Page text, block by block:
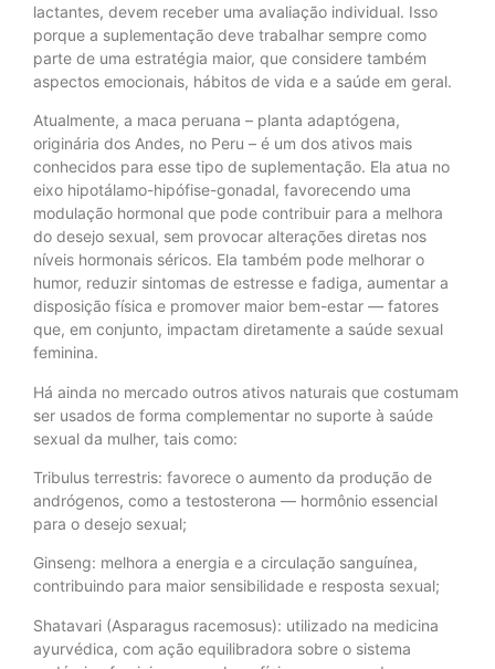
lactantes, devem receber uma avaliação individual. Isso
porque a suplementação deve trabalhar sempre como
parte de uma estratégia maior, que considere também
aspectos emocionais, hábitos de vida e a saúde em geral.
Atualmente, a maca peruana – planta adaptógena,
originária dos Andes, no Peru – é um dos ativos mais
conhecidos para esse tipo de suplementação. Ela atua no
eixo hipotálamo-hipófise-gonadal, favorecendo uma
modulação hormonal que pode contribuir para a melhora
do desejo sexual, sem provocar alterações diretas nos
níveis hormonais séricos. Ela também pode melhorar o
humor, reduzir sintomas de estresse e fadiga, aumentar a
disposição física e promover maior bem-estar — fatores
que, em conjunto, impactam diretamente a saúde sexual
feminina.
Há ainda no mercado outros ativos naturais que costumam
ser usados de forma complementar no suporte à saúde
sexual da mulher, tais como:
Tribulus terrestris: favorece o aumento da produção de
andrógenos, como a testosterona — hormônio essencial
para o desejo sexual;
Ginseng: melhora a energia e a circulação sanguínea,
contribuindo para maior sensibilidade e resposta sexual;
Shatavari (Asparagus racemosus): utilizado na medicina
ayurvédica, com ação equilibradora sobre o sistema